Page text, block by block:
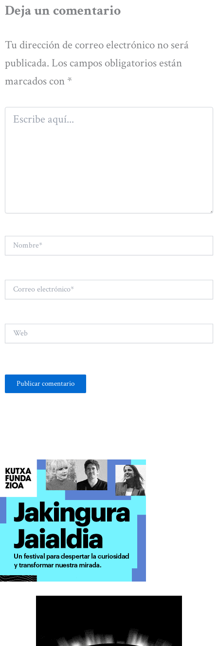
Deja un comentario
Tu dirección de correo electrónico no será
publicada. Los campos obligatorios están
marcados con *
Escribe
aquí...
Nombre*
Correo
electrónico*
Web